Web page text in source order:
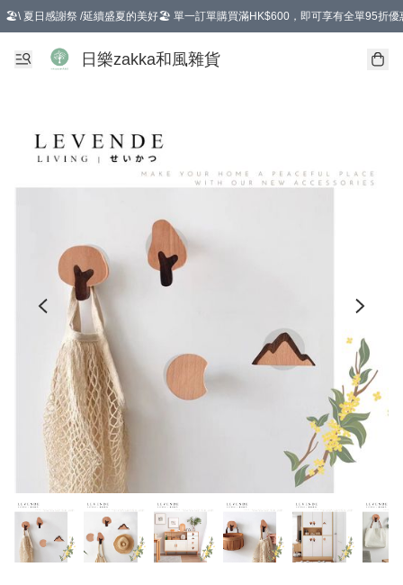
🏖️\ 夏日感謝祭 /延續盛夏的美好🏖️ 單一訂單購買滿HK$600，即可享有全單95折優
選擇GoGoX住宅/工商地址配送，單一訂單消費購物滿HK$680(折扣後），可享有
日樂zakka和風雜貨